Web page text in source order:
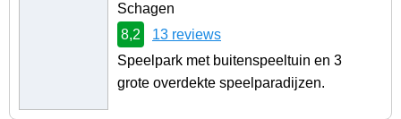
Schagen
8,2
13 reviews
Speelpark met buitenspeeltuin en 3
grote overdekte speelparadijzen.